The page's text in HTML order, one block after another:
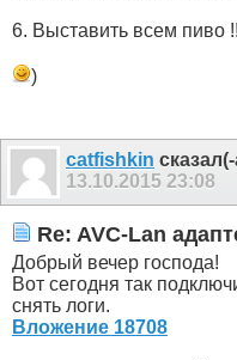
6. Выставить всем пиво
)
catfishkin
13.10.2015 23:08
Re: AVC-Lan
Добрый вечер господа!
Вот сегодня так
снять логи.
Вложение 18708